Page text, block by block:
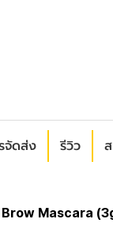
จัดส่ง รีวิว
Mascara